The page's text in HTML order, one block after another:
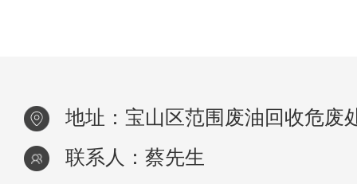
地址：宝山区范围废油回收危废
联系人：蔡先生